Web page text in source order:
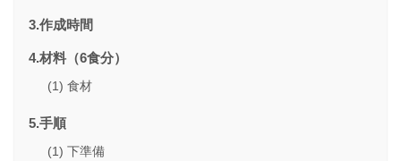
3.作成時間
4.材料（6食分）
(1) 食材
5.手順
(1) 下準備